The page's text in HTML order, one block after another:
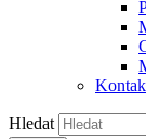
Hledat